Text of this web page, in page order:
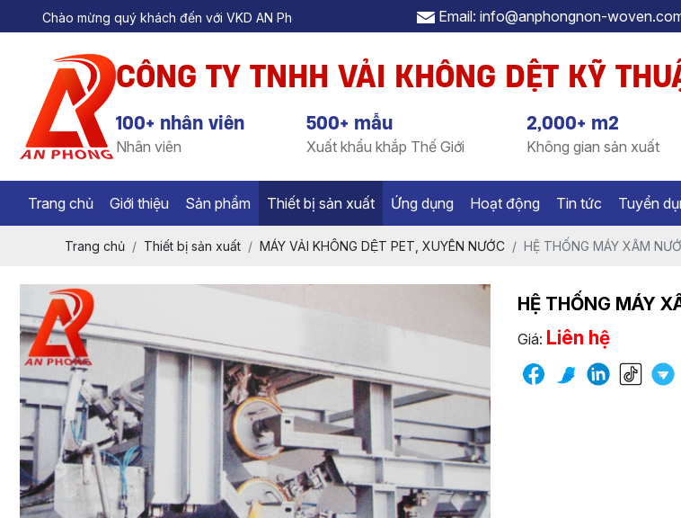
Chào mừng quý khách đến với VKD AN Phong Email: info@anphongnon-
CÔNG TY TNHH VẢI KHÔNG DỆT KỸ
100+ nhân viên
Nhân viên
500+ mẫu
Xuất khẩu khắp Thế Giới
2,000+ m2
Không gian sản xuất
Trang chủ Giới thiệu Sản phẩm Thiết bị sản xuất Ứng dụng Hoạt động Tin tức Tuyển
Trang chủ Thiết bị sản xuất MÁY VẢI KHÔNG DỆT PET, XUYÊN NƯỚC HỆ THỐNG MÁY XÂM
HỆ THỐNG MÁY
Giá: Liên hệ